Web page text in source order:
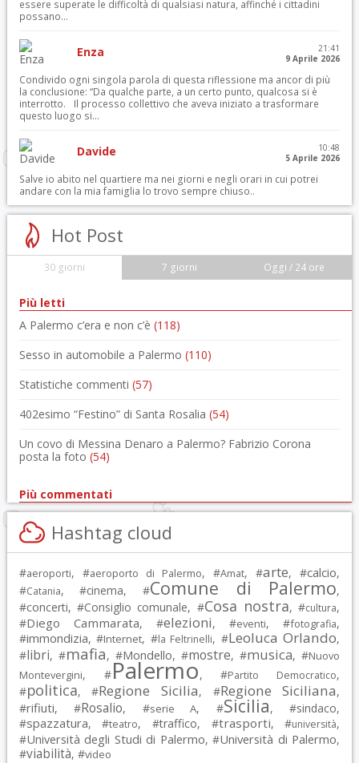
essere superate le difficoltà di qualsiasi natura, affinché i cittadini
possano...
Enza
21:41
9 Aprile 2026
Condivido ogni singola parola di questa riflessione ma ancor di più
la conclusione: “Da qualche parte, a un certo punto, qualcosa si è
interrotto. Il processo collettivo che aveva iniziato a trasformare
questo luogo si...
Davide
10:48
5 Aprile 2026
Salve io abito nel quartiere ma nei giorni e negli orari in cui potrei
andare con la mia famiglia lo trovo sempre chiuso..
Hot Post
30 giorni 7 giorni Oggi / 24 ore
Più letti
A Palermo c’era e non c’è (118)
Sesso in automobile a Palermo (110)
Statistiche commenti (57)
402esimo “Festino” di Santa Rosalia (54)
Un covo di Messina Denaro a Palermo? Fabrizio Corona
posta la foto (54)
Più commentati
Hashtag cloud
#aeroporti, #aeroporto di Palermo, #Amat, #arte, #calcio,
#Catania, #cinema, #Comune di Palermo,
#concerti, #Consiglio comunale, #Cosa nostra, #cultura,
#Diego Cammarata, #elezioni, #eventi, #fotografia,
#immondizia, #Internet, #la Feltrinelli, #Leoluca Orlando,
#libri, #mafia, #Mondello, #mostre, #musica, #Nuovo
Montevergini, #Palermo, #Partito Democratico,
#politica, #Regione Sicilia, #Regione Siciliana,
#rifiuti, #Rosalio, #serie A, #Sicilia, #sindaco,
#spazzatura, #teatro, #traffico, #trasporti, #università,
#Università degli Studi di Palermo, #Università di Palermo,
#viabilità, #video